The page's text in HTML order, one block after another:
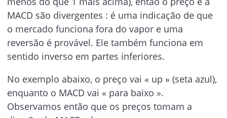
MACD são divergentes : é uma indicação de que
o mercado funciona fora do vapor e uma
reversão é provável. Ele também funciona em
sentido inverso em partes inferiores.
No exemplo abaixo, o preço vai « up » (seta azul),
enquanto o MACD vai « para baixo ».
Observamos então que os preços tomam a